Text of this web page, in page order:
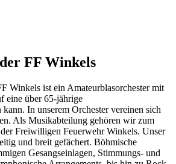
FF Winkels
Winkels ist ein Amateurblasorchester mit
eine über 65-jährige
In unserem Orchester vereinen sich
Als Musikabteilung gehören wir zum
Freiwilligen Feuerwehr Winkels. Unser
und breit gefächert. Böhmische
Gesangseinlagen, Stimmungs- und